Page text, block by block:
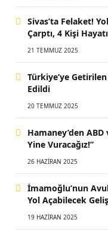
Sivas’ta Felaket!
Çarptı, 4 Kişi
21 TEMMUZ 2025
Türkiye’ye Getirilen
Edildi
20 TEMMUZ 2025
Hamaney’den ABD
Yine Vuracağız!”
26 HAZIRAN 2025
İmamoğlu’nun
Yol Açabilecek
19 HAZIRAN 2025